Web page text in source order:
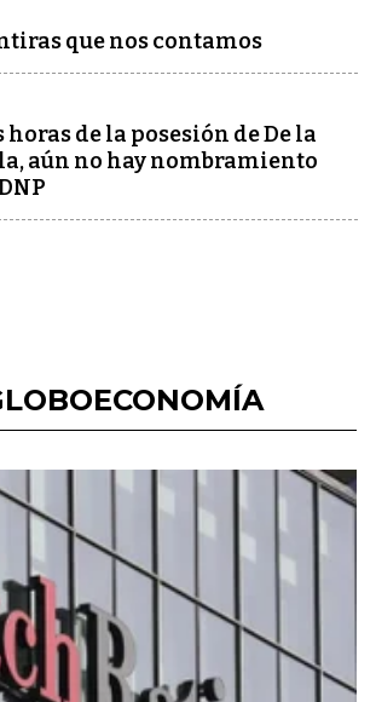
que nos contamos
horas de la posesión de De la
aún no hay nombramiento